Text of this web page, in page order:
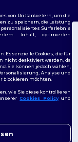
Site Map
von Drittanbietern, um die
zu speichern, die Leistung
Surferlebnis
Inhalt, optimierten
Essenzielle Cookies, die für
nicht deaktiviert werden, da
Sie können jedoch wählen,
Analyse und
blockieren möchten.
wie Sie diese kontrollieren
Cookies Policyund
sag uns: